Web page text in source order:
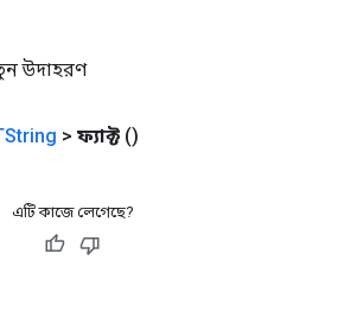
উদাহরণ
> ফ্যাক্ট ()
এটি কাজে লেগেছে?